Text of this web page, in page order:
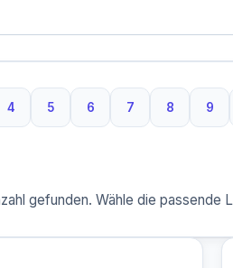
4
4 Buchstaben
5
5 Buchstaben
6
6 Buchstaben
7
7 Buchstaben
8
8
9
9
gefunden. Wähle die passende